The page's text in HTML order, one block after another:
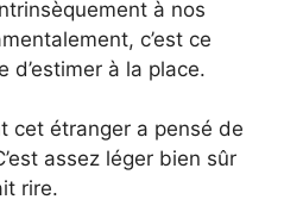
à nos
c’est ce
d’estimer à la place.
cet étranger a pensé de
assez léger bien sûr
rire.